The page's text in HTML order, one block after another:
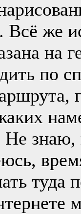
Всё же
на
по
знаю,
туда